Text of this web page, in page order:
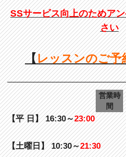
SSサービス向上のためア
さい
【レッスンのご予
営業時
間
【平 日】16:30～23:00
【土曜日】10:30～21:30